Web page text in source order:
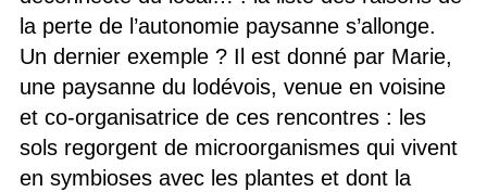
la perte de l’autonomie paysanne s’allonge.
Un dernier exemple ? Il est donné par Marie,
une paysanne du lodévois, venue en voisine
et co-organisatrice de ces rencontres : les
sols regorgent de microorganismes qui vivent
en symbioses avec les plantes et dont la